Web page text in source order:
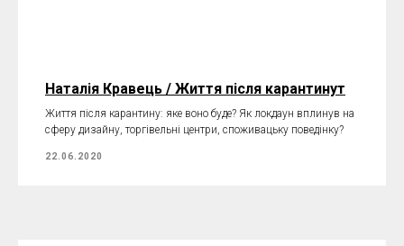
Наталія Кравець / Життя після карантинут
Життя після карантину: яке воно буде? Як локдаун вплинув на
сферу дизайну, торгівельні центри, споживацьку поведінку?
22.06.2020